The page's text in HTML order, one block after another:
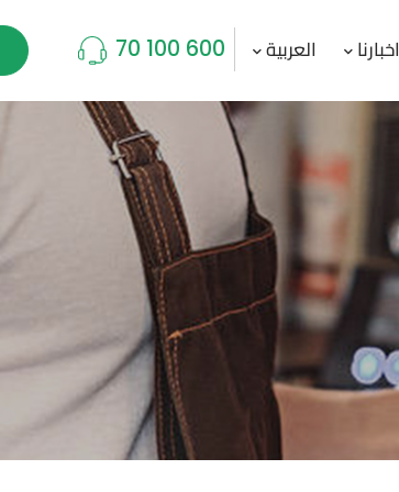
70 100 600 العربية اخبارنا